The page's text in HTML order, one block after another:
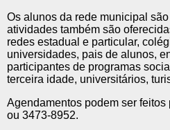
Os alunos da rede municipal
atividades também são
redes estadual e particular,
universidades, pais de alunos,
participantes de programas
terceira idade, universitários,
Agendamentos podem ser
ou 3473-8952.